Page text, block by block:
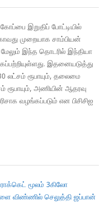
இறுதிப் போட்டியில்
முறையாக சாம்பியன்
இந்த தொடரில் இந்தியா
இதனையடுத்து
லட்சம் ரூபாயும், தலைமை
ரூபாயும், அணியின் ஆதரவு
வழங்கப்படும் என பிசிசிஐ
ராக்கெட் மூலம் 3கிலோ
விண்ணில் செலுத்தி ஜப்பான்